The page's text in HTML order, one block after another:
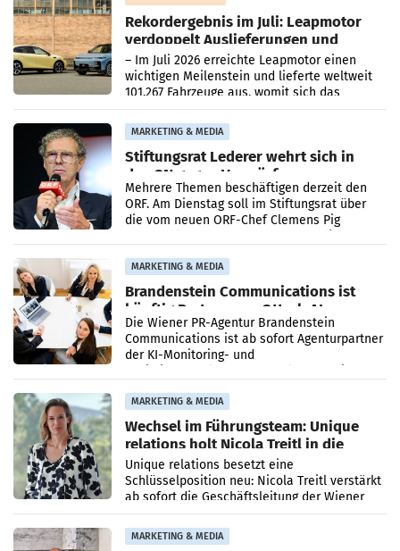
Rekordergebnis im Juli: Leapmotor
verdoppelt Auslieferungen und
überschreitet die 100.000er-Marke
– Im Juli 2026 erreichte Leapmotor einen
wichtigen Meilenstein und lieferte weltweit
101.267 Fahrzeuge aus, womit sich das
Ergebnis gegenüber Juli 2025 mehr als
verdoppelte (+102
MARKETING & MEDIA
Stiftungsrat Lederer wehrt sich in
den SN gegen Vorwürfe
Mehrere Themen beschäftigen derzeit den
ORF. Am Dienstag soll im Stiftungsrat über
die vom neuen ORF-Chef Clemens Pig
MARKETING & MEDIA
Brandenstein Communications ist
künftig Partner von OtterlyAI
Die Wiener PR-Agentur Brandenstein
Communications ist ab sofort Agenturpartner
der KI-Monitoring- und
MARKETING & MEDIA
Wechsel im Führungsteam: Unique
relations holt Nicola Treitl in die
Geschäftsleitung
Unique relations besetzt eine
Schlüsselposition neu: Nicola Treitl verstärkt
ab sofort die Geschäftsleitung der Wiener
PR-Agentur an der Seite von Josef Kalina und
Anna Kalina-Mahr.
MARKETING & MEDIA